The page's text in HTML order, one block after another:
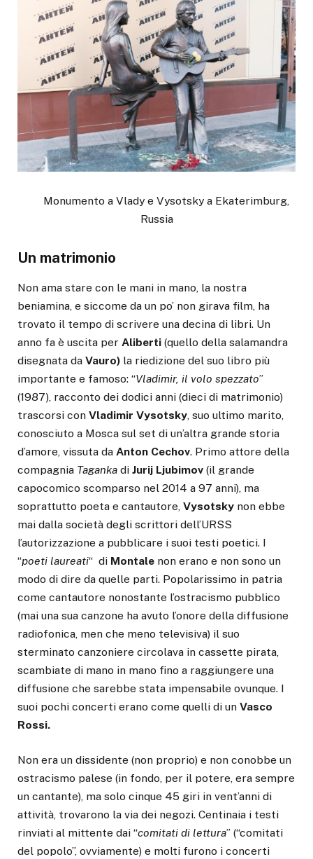
Monumento a Vlady e Vysotsky a Ekaterimburg,
Russia
Un matrimonio
Non ama stare con le mani in mano, la nostra
beniamina, e siccome da un po’ non girava film, ha
trovato il tempo di scrivere una decina di libri. Un
anno fa è uscita per Aliberti (quello della salamandra
disegnata da Vauro) la riedizione del suo libro più
importante e famoso: “Vladimir, il volo spezzato”
(1987), racconto dei dodici anni (dieci di matrimonio)
trascorsi con Vladimir Vysotsky, suo ultimo marito,
conosciuto a Mosca sul set di un’altra grande storia
d’amore, vissuta da Anton Cechov. Primo attore della
compagnia Taganka di Jurij Ljubimov (il grande
capocomico scomparso nel 2014 a 97 anni), ma
soprattutto poeta e cantautore, Vysotsky non ebbe
mai dalla società degli scrittori dell’URSS
l’autorizzazione a pubblicare i suoi testi poetici. I
“poeti laureati“ di Montale non erano e non sono un
modo di dire da quelle parti. Popolarissimo in patria
come cantautore nonostante l’ostracismo pubblico
(mai una sua canzone ha avuto l’onore della diffusione
radiofonica, men che meno televisiva) il suo
sterminato canzoniere circolava in cassette pirata,
scambiate di mano in mano fino a raggiungere una
diffusione che sarebbe stata impensabile ovunque. I
suoi pochi concerti erano come quelli di un Vasco
Rossi.
Non era un dissidente (non proprio) e non conobbe un
ostracismo palese (in fondo, per il potere, era sempre
un cantante), ma solo cinque 45 giri in vent’anni di
attività, trovarono la via dei negozi. Centinaia i testi
rinviati al mittente dai “comitati di lettura” (“comitati
del popolo”, ovviamente) e molti furono i concerti